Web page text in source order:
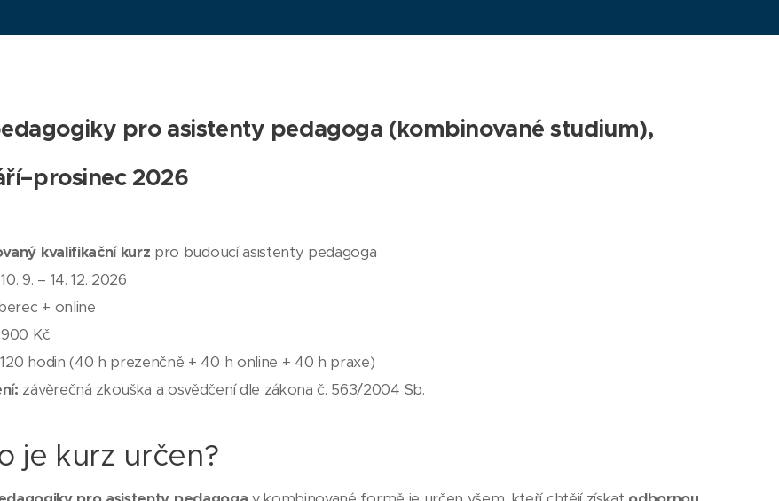
pro asistenty pedagoga (kombinované studium),
2026
kvalifikační kurz pro budoucí asistenty pedagoga
10. 9. – 14. 12. 2026
+ online
900 Kč
120 hodin (40 h prezenčně + 40 h online + 40 h praxe)
závěrečná zkouška a osvědčení dle zákona č. 563/2004 Sb.
je kurz určen?